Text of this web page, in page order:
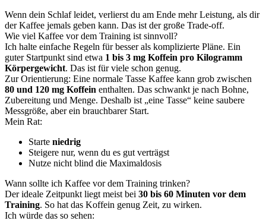
Wenn dein Schlaf leidet, verlierst du am Ende mehr Leistung, als dir
der Kaffee jemals geben kann. Das ist der große Trade-off.
Wie viel Kaffee vor dem Training ist sinnvoll?
Ich halte einfache Regeln für besser als komplizierte Pläne. Ein
guter Startpunkt sind etwa 1 bis 3 mg Koffein pro Kilogramm
Körpergewicht. Das ist für viele schon genug.
Zur Orientierung: Eine normale Tasse Kaffee kann grob zwischen
80 und 120 mg Koffein enthalten. Das schwankt je nach Bohne,
Zubereitung und Menge. Deshalb ist „eine Tasse“ keine saubere
Messgröße, aber ein brauchbarer Start.
Mein Rat:
Starte niedrig
Steigere nur, wenn du es gut verträgst
Nutze nicht blind die Maximaldosis
Wann sollte ich Kaffee vor dem Training trinken?
Der ideale Zeitpunkt liegt meist bei 30 bis 60 Minuten vor dem
Training. So hat das Koffein genug Zeit, zu wirken.
Ich würde das so sehen: